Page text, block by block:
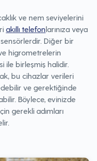
ve nem seviyelerini
akıllı telefonlarınıza veya
Diğer bir
higrometrelerin
ile birleşmiş halidir.
bu cihazlar verileri
ve gerektiğinde
Böylece, evinizde
gerekli adımları